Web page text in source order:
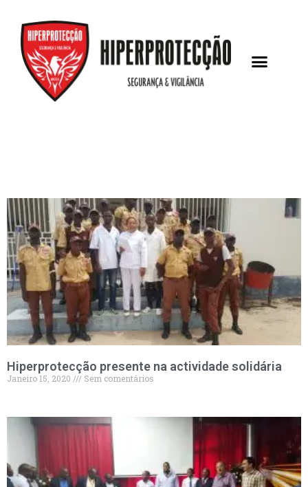
Hiperprotecção presente na actividade solidária
Janeiro 15, 2020 Sem comentários